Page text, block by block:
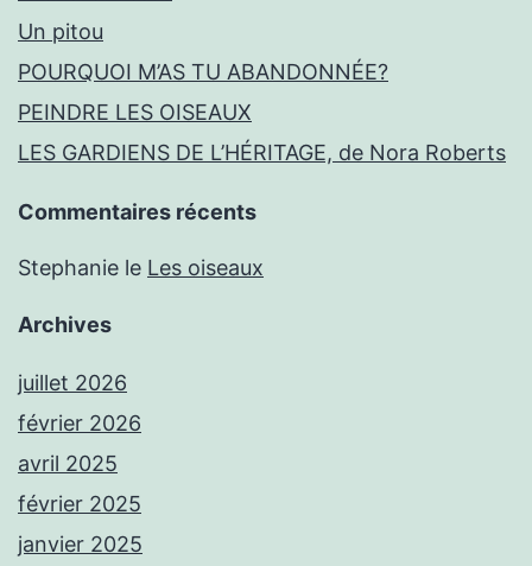
Un pitou
POURQUOI M’AS TU ABANDONNÉE?
PEINDRE LES OISEAUX
LES GARDIENS DE L’HÉRITAGE, de Nora Roberts
Commentaires récents
Stephanie le Les oiseaux
Archives
juillet 2026
février 2026
avril 2025
février 2025
janvier 2025